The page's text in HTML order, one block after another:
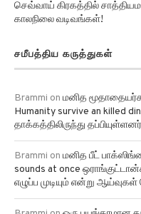
செவ்வாய் கிரகத்தில்
காலநிலை வடிவங்கள்!
சமீபத்திய கருத்துகள்
Brammi on மனித
Humanity survive an killed
தாக்கத்திலிருந்து
Brammi on மனித பீட்
sounds at once
எழுப்ப முடியும் என்று